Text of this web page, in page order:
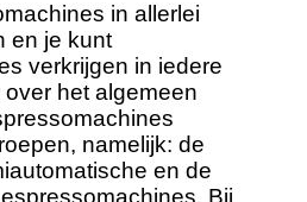
in allerlei
en je kunt
verkrijgen in iedere
het algemeen
namelijk: de
en de
Bij